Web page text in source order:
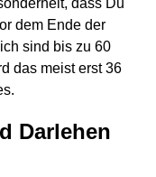
dass Du
dem Ende der
sind bis zu 60
das meist erst 36
Darlehen